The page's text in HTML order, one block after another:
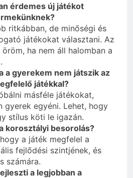
érdemes új játékot
ritkábban, de minőségi és
játékokat választani. Az
ha nem áll halomban a
a gyerekem nem játszik az
játékkal?
másféle játékokat,
gyerek egyéni. Lehet, hogy
stílus köti le igazán.
korosztályi besorolás?
a játék megfelel a
fejlődési szintjének, és
számára.
a legjobban a